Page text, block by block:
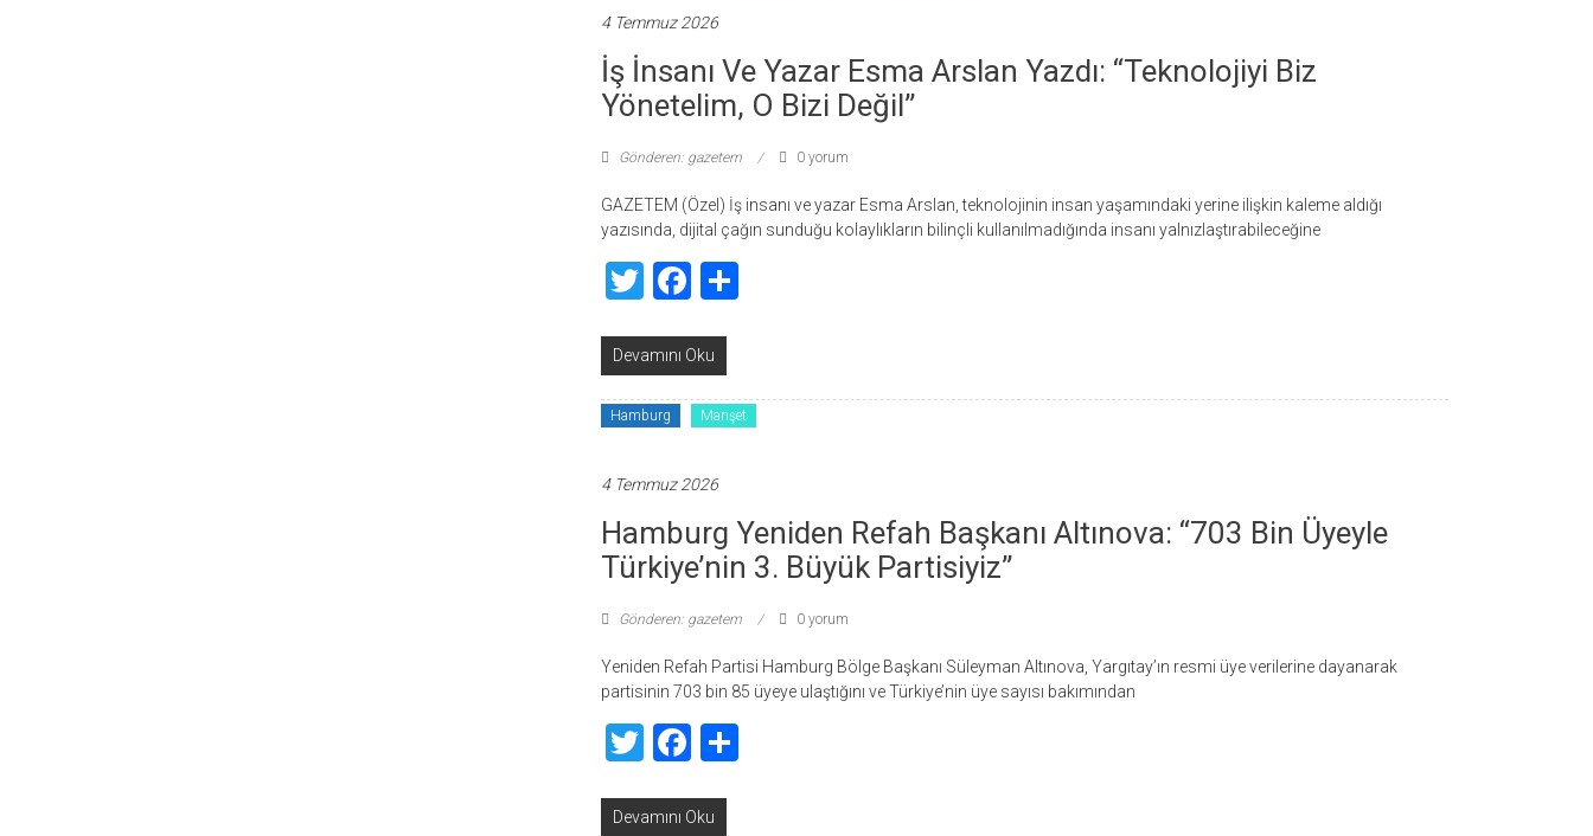
4 Temmuz 2026
İş İnsanı Ve Yazar Esma Arslan Yazdı: “Teknolojiyi Biz
Yönetelim, O Bizi Değil”
Gönderen: gazetem 0 yorum
GAZETEM (Özel) İş insanı ve yazar Esma Arslan, teknolojinin insan yaşamındaki yerine ilişkin kaleme aldığı
yazısında, dijital çağın sunduğu kolaylıkların bilinçli kullanılmadığında insanı yalnızlaştırabileceğine
TwitterFacebook
Devamını Oku
Hamburg Manşet
4 Temmuz 2026
Hamburg Yeniden Refah Başkanı Altınova: “703 Bin Üyeyle
Türkiye’nin 3. Büyük Partisiyiz”
Gönderen: gazetem 0 yorum
Yeniden Refah Partisi Hamburg Bölge Başkanı Süleyman Altınova, Yargıtay’ın resmi üye verilerine dayanarak
partisinin 703 bin 85 üyeye ulaştığını ve Türkiye’nin üye sayısı bakımından
TwitterFacebook
Devamını Oku